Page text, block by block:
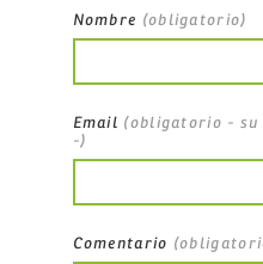
Nombre (obligatorio)
Email (obligatorio - su
-)
Comentario